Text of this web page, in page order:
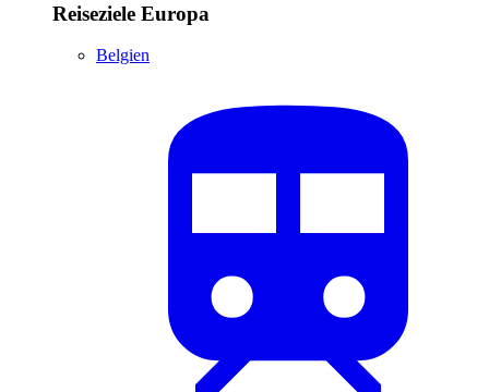
Reiseziele Europa
Belgien